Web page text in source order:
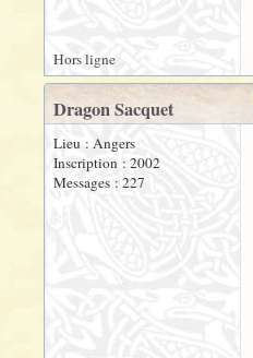
Hors ligne
Dragon Sacquet
Lieu : Angers
Inscription : 2002
Messages : 227